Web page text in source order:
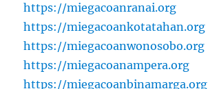
https://miegacoanranai.org
https://miegacoankotatahan.org
https://miegacoanwonosobo.org
https://miegacoanampera.org
https://miegacoanbinamarga.org